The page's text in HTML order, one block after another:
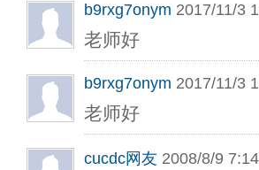
b9rxg7onym 2017/11/3
老师好
b9rxg7onym 2017/11/3
老师好
cucdc网友 2008/8/9